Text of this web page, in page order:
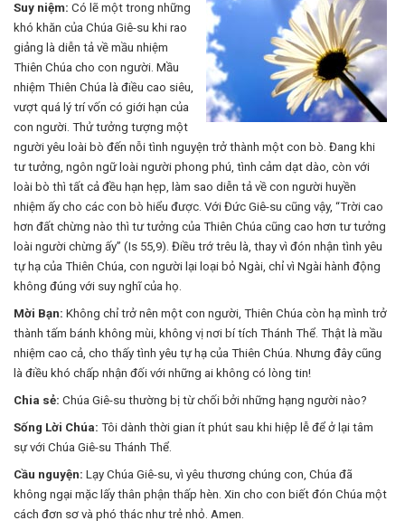
Suy niệm: Có lẽ một trong những
khó khăn của Chúa Giê-su khi rao
giảng là diễn tả về mầu nhiệm
Thiên Chúa cho con người. Mầu
nhiệm Thiên Chúa là điều cao siêu,
vượt quá lý trí vốn có giới hạn của
con người. Thử tưởng tượng một
người yêu loài bò đến nỗi tình nguyện trở thành một con bò. Đang khi
tư tưởng, ngôn ngữ loài người phong phú, tình cảm dạt dào, còn với
loài bò thì tất cả đều hạn hẹp, làm sao diễn tả về con người huyền
nhiệm ấy cho các con bò hiểu được. Với Đức Giê-su cũng vậy, “Trời cao
hơn đất chừng nào thì tư tưởng của Thiên Chúa cũng cao hơn tư tưởng
loài người chừng ấy” (Is 55,9). Điều trớ trêu là, thay vì đón nhận tình yêu
tự hạ của Thiên Chúa, con người lại loại bỏ Ngài, chỉ vì Ngài hành động
không đúng với suy nghĩ của họ.
Mời Bạn: Không chỉ trở nên một con người, Thiên Chúa còn hạ mình trở
thành tấm bánh không mùi, không vị nơi bí tích Thánh Thể. Thật là mầu
nhiệm cao cả, cho thấy tình yêu tự hạ của Thiên Chúa. Nhưng đây cũng
là điều khó chấp nhận đối với những ai không có lòng tin!
Chia sẻ: Chúa Giê-su thường bị từ chối bởi những hạng người nào?
Sống Lời Chúa: Tôi dành thời gian ít phút sau khi hiệp lễ để ở lại tâm
sự với Chúa Giê-su Thánh Thể.
Cầu nguyện: Lạy Chúa Giê-su, vì yêu thương chúng con, Chúa đã
không ngại mặc lấy thân phận thấp hèn. Xin cho con biết đón Chúa một
cách đơn sơ và phó thác như trẻ nhỏ. Amen.